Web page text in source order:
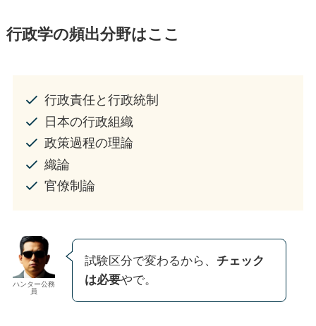
行政学の頻出分野はここ
行政責任と行政統制
日本の行政組織
政策過程の理論
織論
官僚制論
ハンター公務
員
試験区分で変わるから、 チェック
は必要やで。